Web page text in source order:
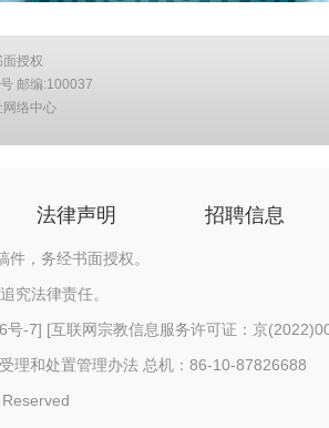
授权
邮编:100037
络中心
法律声明 招聘信息
，务经书面授权。
究法律责任。
号-7] [互联网宗教信息服务许可证：京
理和处置管理办法 总机：86-10-87826688